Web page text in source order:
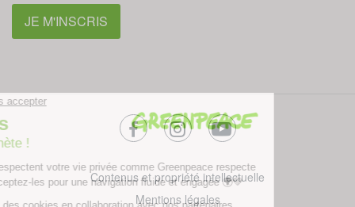
JE M'INSCRIS
facebookinstagramyoutube
Contenus et propriété intellectuelle
Mentions légales